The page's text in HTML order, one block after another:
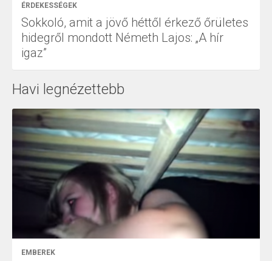
ÉRDEKESSÉGEK
Sokkoló, amit a jövő héttől érkező őrületes
hidegről mondott Németh Lajos: „A hír
igaz”
Havi legnézettebb
EMBEREK